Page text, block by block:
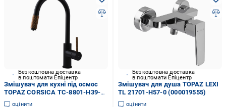
Безкоштовна доставка
в поштомати Епіцентр
Змішувач для кухні під осмос
TOPAZ CORSICA TC-8801-H39-
BL (000021023)
оцінити
Безкоштовна доставка
в поштомати Епіцентр
Змішувач для душа TOPAZ LEXI
TL 21701-H57-0 (000019555)
оцінити